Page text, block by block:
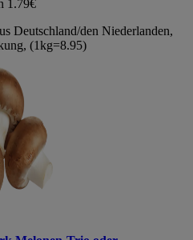
1.79€
Deutschland/den Niederlanden,
(1kg=8.95)